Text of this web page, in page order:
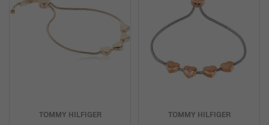
TOMMY HILFIGER TOMMY HILFIGER